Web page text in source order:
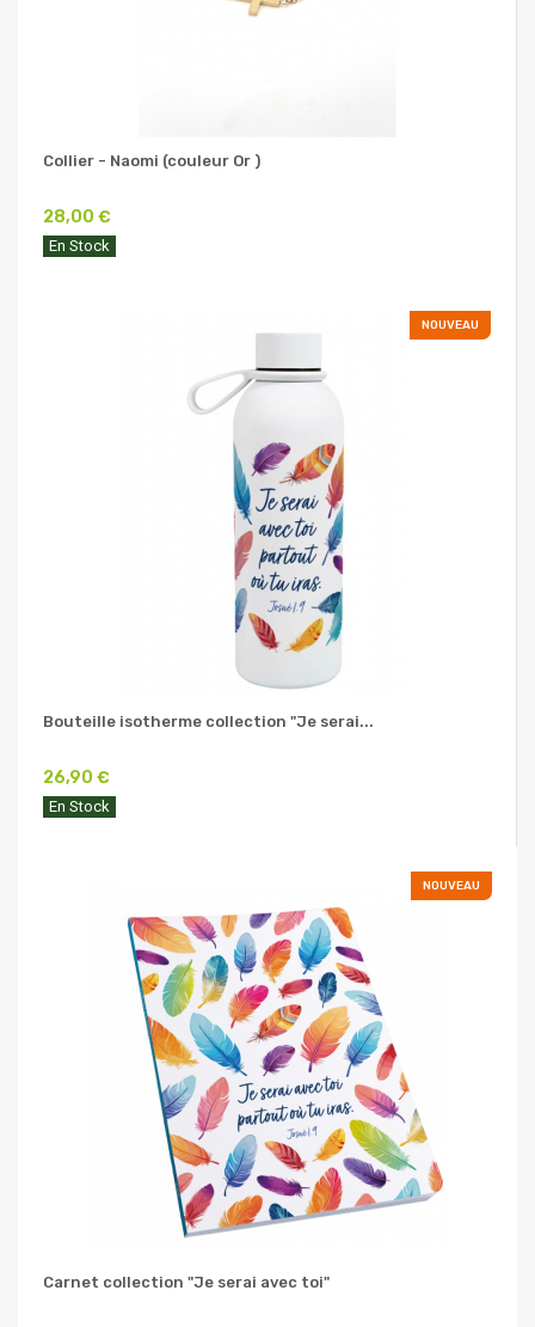
Collier - Naomi (couleur Or )
28,00 €
En Stock
NOUVEAU
Bouteille isotherme collection "Je serai...
26,90 €
En Stock
NOUVEAU
Carnet collection "Je serai avec toi"